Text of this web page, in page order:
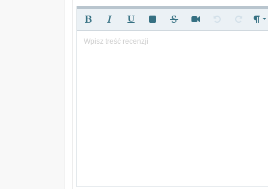
Wpisz treść recenzji